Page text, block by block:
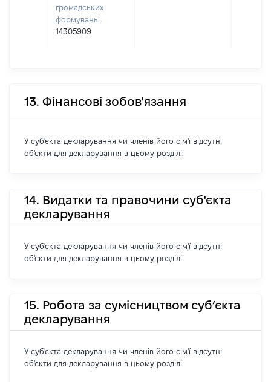
громадських
формувань:
14305909
13. Фінансові зобов'язання
У суб'єкта декларування чи членів його сім'ї відсутні
об'єкти для декларування в цьому розділі.
14. Видатки та правочини суб'єкта
декларування
У суб'єкта декларування чи членів його сім'ї відсутні
об'єкти для декларування в цьому розділі.
15. Робота за сумісництвом суб’єкта
декларування
У суб'єкта декларування чи членів його сім'ї відсутні
об'єкти для декларування в цьому розділі.